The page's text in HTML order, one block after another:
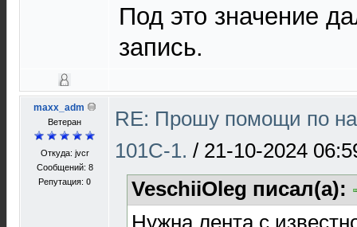
Под это значение
запись.
maxx_adm
Ветеран
Откуда: jvcr
Сообщений: 8
Репутация: 0
RE: Прошу помощи по
101С-1. / 21-10-2024
VeschiiOleg писал(а):
Нужна лента с